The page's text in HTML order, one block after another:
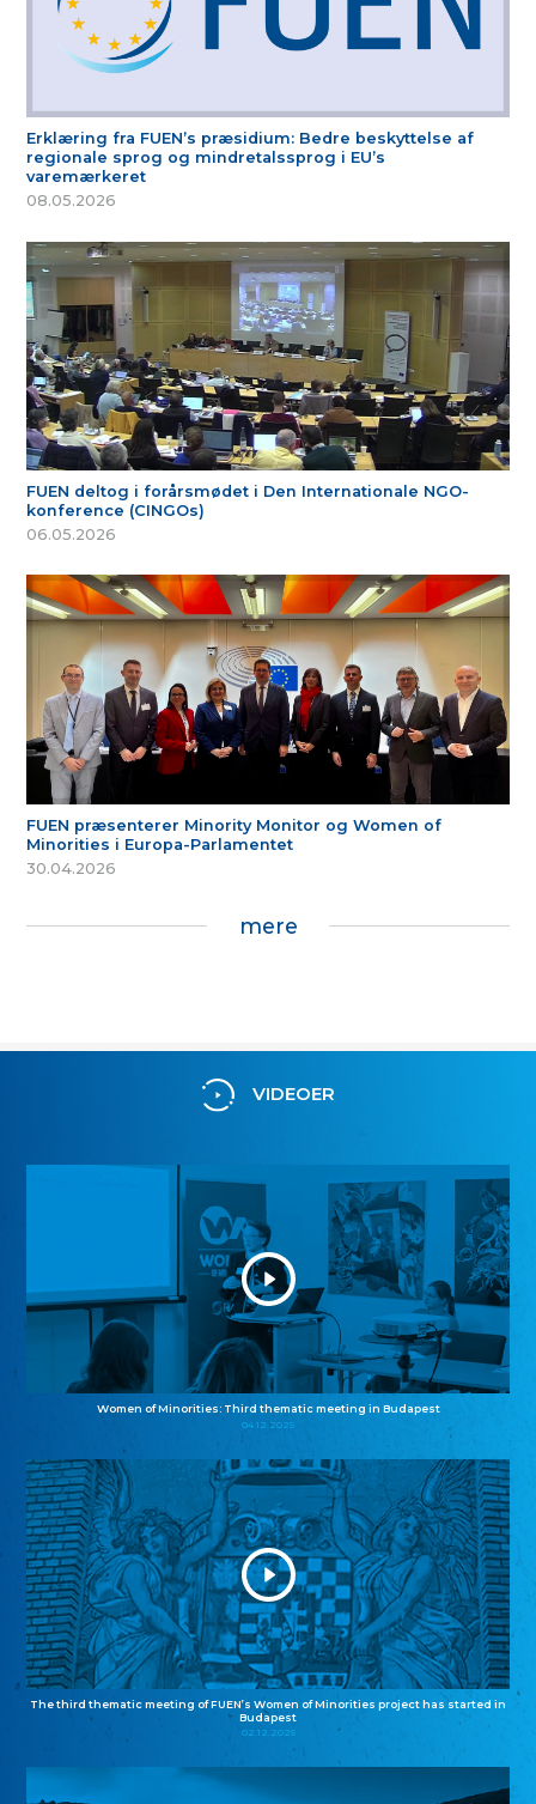
Erklæring fra FUEN’s præsidium: Bedre beskyttelse af
regionale sprog og mindretalssprog i EU’s
varemærkeret
08.05.2026
FUEN deltog i forårsmødet i Den Internationale NGO-
konference (CINGOs)
06.05.2026
FUEN præsenterer Minority Monitor og Women of
Minorities i Europa-Parlamentet
30.04.2026
mere
VIDEOER
Women of Minorities: Third thematic meeting in Budapest
04.12.2025
The third thematic meeting of FUEN’s Women of Minorities project has started in
Budapest
02.12.2025